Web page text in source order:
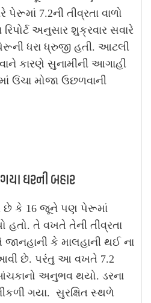
7.2ની તીવ્રતા વાળો
અનુસાર શુક્રવાર સવારે
ધરા ધ્રુજી હતી. આટલી
કારણે સુનામીની આગાહી
ઉંચા મોજા ઉછળવાની
ઘરની બહાર
છે કે 16 જૂને પણ પેરૂમાં
તે વખતે તેની તીવ્રતા
જાનહાની કે માલહાની થઈ ના
આવી છે. પરંતુ આ વખતે 7.2
અનુભવ થયો. ડરના
ગયા. સુરક્ષિત સ્થળે